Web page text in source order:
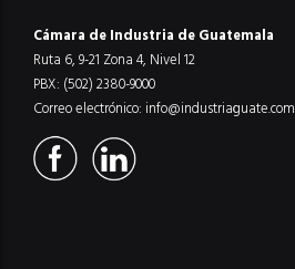
Cámara de Industria de Guatemala
Ruta 6, 9-21 Zona 4, Nivel 12
PBX: (502) 2380-9000
Correo electrónico: info@industriaguate.com